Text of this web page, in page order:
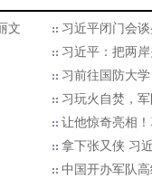
文
习近平闭门会
习近平：把两
习前往国防大
习玩火自焚，
让他惊奇亮相
拿下张又侠 习
中国开办军队